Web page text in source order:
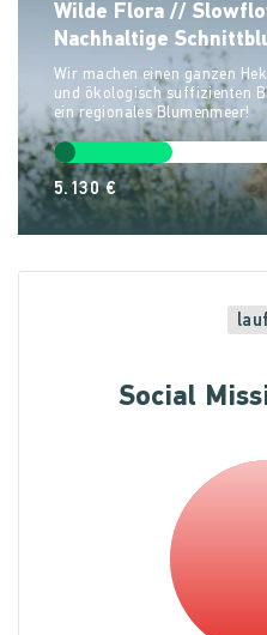
Wilde Flora //
Nachhaltige
Wir machen einen ganzen
und ökologisch suffizienten
ein regionales Blumenmeer!
5.130 €
Social